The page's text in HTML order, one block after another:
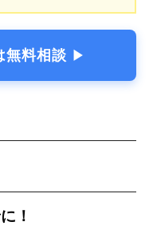
無料相談 ▶︎
！